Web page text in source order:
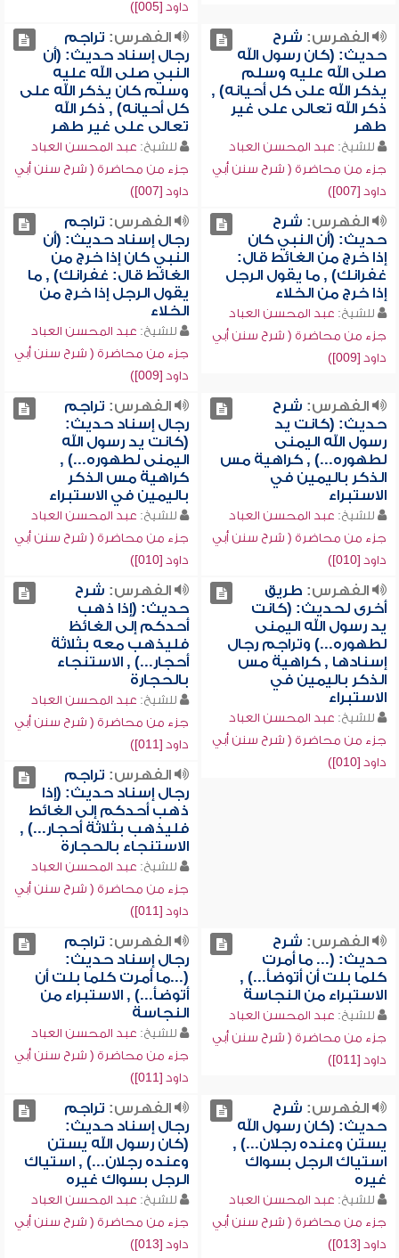
داود [005])
الفهرس: شرح
حديث: (كان رسول الله
صلى الله عليه وسلم
يذكر الله على كل أحيانه) ,
ذكر الله تعالى على غير
طهر
للشيخ: عبد المحسن العباد
جزء من محاضرة ( شرح سنن أبي
داود [007])
الفهرس: تراجم
رجال إسناد حديث: (أن
النبي صلى الله عليه
وسلم كان يذكر الله على
كل أحيانه) , ذكر الله
تعالى على غير طهر
للشيخ: عبد المحسن العباد
جزء من محاضرة ( شرح سنن أبي
داود [007])
الفهرس: شرح
حديث: (أن النبي كان
إذا خرج من الغائط قال:
غفرانك) , ما يقول الرجل
إذا خرج من الخلاء
للشيخ: عبد المحسن العباد
جزء من محاضرة ( شرح سنن أبي
داود [009])
الفهرس: تراجم
رجال إسناد حديث: (أن
النبي كان إذا خرج من
الغائط قال: غفرانك) , ما
يقول الرجل إذا خرج من
الخلاء
للشيخ: عبد المحسن العباد
جزء من محاضرة ( شرح سنن أبي
داود [009])
الفهرس: شرح
حديث: (كانت يد
رسول الله اليمنى
لطهوره...) , كراهية مس
الذكر باليمين في
الاستبراء
للشيخ: عبد المحسن العباد
جزء من محاضرة ( شرح سنن أبي
داود [010])
الفهرس: تراجم
رجال إسناد حديث:
(كانت يد رسول الله
اليمنى لطهوره...) ,
كراهية مس الذكر
باليمين في الاستبراء
للشيخ: عبد المحسن العباد
جزء من محاضرة ( شرح سنن أبي
داود [010])
الفهرس: طريق
أخرى لحديث: (كانت
يد رسول الله اليمنى
لطهوره...) وتراجم رجال
إسنادها , كراهية مس
الذكر باليمين في
الاستبراء
للشيخ: عبد المحسن العباد
جزء من محاضرة ( شرح سنن أبي
داود [010])
الفهرس: شرح
حديث: (إذا ذهب
أحدكم إلى الغائظ
فليذهب معه بثلاثة
أحجار...) , الاستنجاء
بالحجارة
للشيخ: عبد المحسن العباد
جزء من محاضرة ( شرح سنن أبي
داود [011])
الفهرس: تراجم
رجال إسناد حديث: (إذا
ذهب أحدكم إلى الغائط
فليذهب بثلاثة أحجار...) ,
الاستنجاء بالحجارة
للشيخ: عبد المحسن العباد
جزء من محاضرة ( شرح سنن أبي
داود [011])
الفهرس: شرح
حديث: (... ما أمرت
كلما بلت أن أتوضأ...) ,
الاستبراء من النجاسة
للشيخ: عبد المحسن العباد
جزء من محاضرة ( شرح سنن أبي
داود [011])
الفهرس: تراجم
رجال إسناد حديث:
(...ما أمرت كلما بلت أن
أتوضأ...) , الاستبراء من
النجاسة
للشيخ: عبد المحسن العباد
جزء من محاضرة ( شرح سنن أبي
داود [011])
الفهرس: شرح
حديث: (كان رسول الله
يستن وعنده رجلان...) ,
استياك الرجل بسواك
غيره
للشيخ: عبد المحسن العباد
جزء من محاضرة ( شرح سنن أبي
داود [013])
الفهرس: تراجم
رجال إسناد حديث:
(كان رسول الله يستن
وعنده رجلان...) , استياك
الرجل بسواك غيره
للشيخ: عبد المحسن العباد
جزء من محاضرة ( شرح سنن أبي
داود [013])